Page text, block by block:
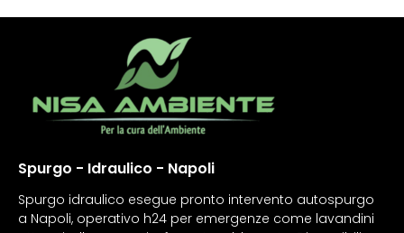
Spurgo - Idraulico - Napoli
Spurgo idraulico esegue pronto intervento autospurgo
a Napoli, operativo h24 per emergenze come lavandini